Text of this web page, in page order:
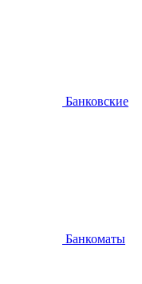
Банковские
Банкоматы